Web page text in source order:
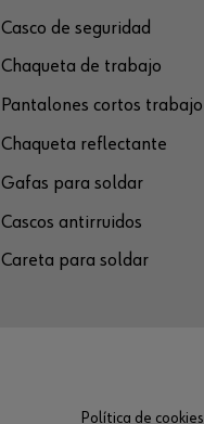
Casco de seguridad
Chaqueta de trabajo
Pantalones cortos trabajo
Chaqueta reflectante
Gafas para soldar
Cascos antirruidos
Careta para soldar
Política de cookies